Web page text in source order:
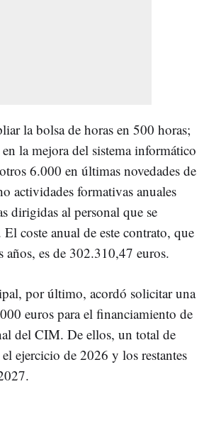
la bolsa de horas en 500 horas;
la mejora del sistema informático
6.000 en últimas novedades de
actividades formativas anuales
dirigidas al personal que se
coste anual de este contrato, que
años, es de 302.310,47 euros.
por último, acordó solicitar una
euros para el financiamiento de
del CIM. De ellos, un total de
ejercicio de 2026 y los restantes